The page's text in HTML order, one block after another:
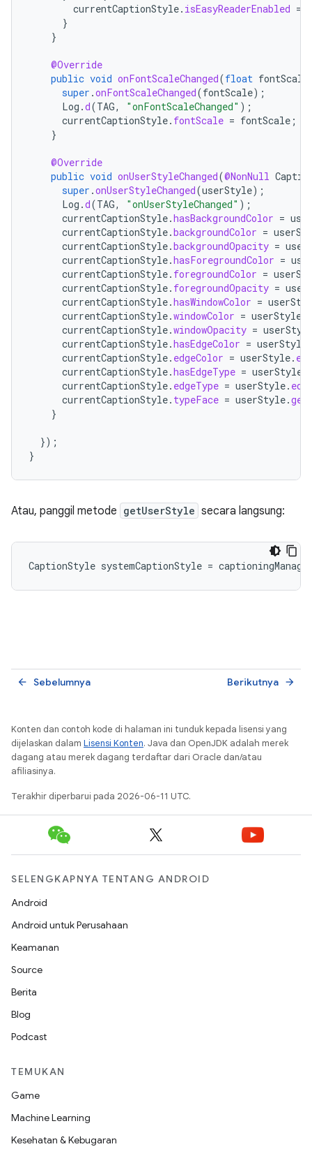
currentCaptionStyle. isEasyReaderEnabled =
}
}
@Override
public void onFontScaleChanged(float fontScale
super .onFontScaleChanged(fontScale);
Log .d(TAG, "onFontScaleChanged" );
currentCaptionStyle. fontScale = fontScale ;
}
@Override
public void onUserStyleChanged(@NonNull
super .onUserStyleChanged(userStyle);
Log .d(TAG, "onUserStyleChanged" );
currentCaptionStyle.hasBackgroundColor =
currentCaptionStyle.backgroundColor =
currentCaptionStyle.backgroundOpacity =
currentCaptionStyle.hasForegroundColor =
currentCaptionStyle. foregroundColor =
currentCaptionStyle. foregroundOpacity =
currentCaptionStyle.hasWindowColor =
currentCaptionStyle.windowColor = userStyle
currentCaptionStyle.windowOpacity =
currentCaptionStyle.hasEdgeColor = userStyle
currentCaptionStyle. edgeColor = userStyle.
currentCaptionStyle.hasEdgeType = userStyle
currentCaptionStyle. edgeType = userStyle.
currentCaptionStyle. typeFace = userStyle.
}
});
}
Atau, panggil metode getUserStyle secara langsung:
CaptionStyle systemCaptionStyle =
Sebelumnya
arrow_back Berikutnya arrow_forward
Konten dan contoh kode di halaman ini tunduk kepada lisensi yang
dijelaskan dalam Lisensi Konten. Java dan OpenJDK adalah merek
dagang atau merek dagang terdaftar dari Oracle dan/atau
afiliasinya.
Terakhir diperbarui pada 2026-06-11 UTC.
SELENGKAPNYA TENTANG ANDROID
Android
Android untuk Perusahaan
Keamanan
Source
Berita
Blog
Podcast
TEMUKAN
Game
Machine Learning
Kesehatan & Kebugaran